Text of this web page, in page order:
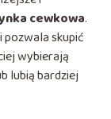
cewkowa.
pozwala skupić
wybierają
lubią bardziej